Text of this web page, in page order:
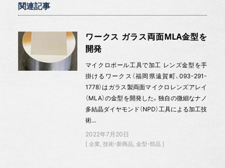
関連記事
ワークス ガラス両面MLA金型を
開発
マイクロボール工具で加工 レンズ金型を手
掛けるワークス（福岡県遠賀町、093-291-
1778）はガラス製両面マイクロレンズアレイ
（MLA）の金型を開発した。独自の微細なナノ
多結晶ダイヤモンド（NPD）工具による加工技
術…
2022年7月20日
企業 技術・新商品 金型・部品